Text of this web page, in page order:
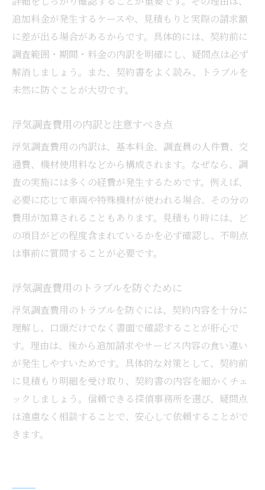
追加料金が発生するケースや、見積もりと実際の請求額
に差が出る場合があるからです。具体的には、契約前に
調査範囲・期間・料金の内訳を明確にし、疑問点は必ず
解消しましょう。また、契約書をよく読み、トラブルを
未然に防ぐことが大切です。
浮気調査費用の内訳と注意すべき点
浮気調査費用の内訳は、基本料金、調査員の人件費、交
通費、機材使用料などから構成されます。なぜなら、調
査の実施には多くの経費が発生するためです。例えば、
必要に応じて車両や特殊機材が使われる場合、その分の
費用が加算されることもあります。見積もり時には、ど
の項目がどの程度含まれているかを必ず確認し、不明点
は事前に質問することが必要です。
浮気調査費用のトラブルを防ぐために
浮気調査費用のトラブルを防ぐには、契約内容を十分に
理解し、口頭だけでなく書面で確認することが肝心で
す。理由は、後から追加請求やサービス内容の食い違い
が発生しやすいためです。具体的な対策として、契約前
に見積もり明細を受け取り、契約書の内容を細かくチェ
ックしましょう。信頼できる探偵事務所を選び、疑問点
は遠慮なく相談することで、安心して依頼することがで
きます。